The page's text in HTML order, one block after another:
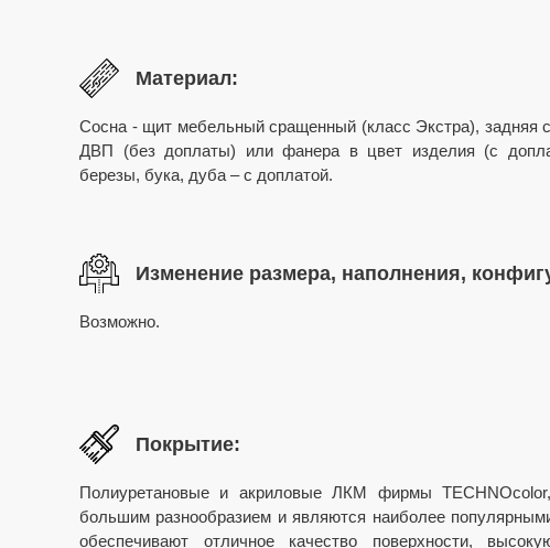
Материал:
Сосна - щит мебельный сращенный (класс Экстра), задняя
ДВП (без доплаты) или фанера в цвет изделия (с
березы, бука, дуба – с доплатой.
Изменение размера, наполнения,
Возможно.
Покрытие:
Полиуретановые и акриловые ЛКМ фирмы TECHNOcolor,
большим разнообразием и являются наиболее
обеспечивают отличное качество поверхности,